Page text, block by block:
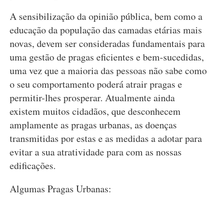
A sensibilização da opinião pública, bem como a
educação da população das camadas etárias mais
novas, devem ser consideradas fundamentais para
uma gestão de pragas eficientes e bem-sucedidas,
uma vez que a maioria das pessoas não sabe como
o seu comportamento poderá atrair pragas e
permitir-lhes prosperar. Atualmente ainda
existem muitos cidadãos, que desconhecem
amplamente as pragas urbanas, as doenças
transmitidas por estas e as medidas a adotar para
evitar a sua atratividade para com as nossas
edificações.
Algumas Pragas Urbanas: